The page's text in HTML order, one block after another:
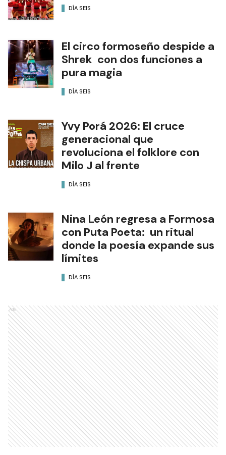
DÍA SEIS
El circo formoseño despide a
Shrek con dos funciones a
pura magia
DÍA SEIS
Yvy Porá 2026: El cruce
generacional que
revoluciona el folklore con
Milo J al frente
DÍA SEIS
Nina León regresa a Formosa
con Puta Poeta: un ritual
donde la poesía expande sus
límites
DÍA SEIS
Ads